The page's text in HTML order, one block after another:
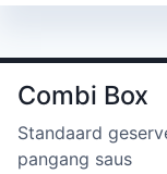
Combi Box
Standaard
pangang saus